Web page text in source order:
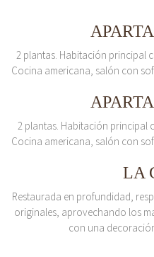
2 plantas. Habitación principal
Cocina americana, salón con
2 plantas. Habitación principal
Cocina americana, salón con
LA
Restaurada en profundidad,
originales, aprovechando los
con una